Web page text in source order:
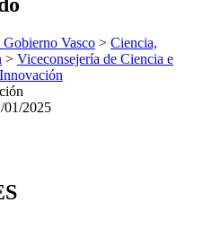
Vasco > Ciencia,
> Viceconsejería de Ciencia e
01/2025